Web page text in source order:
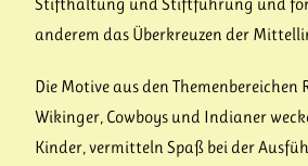
anderem das Überkreuzen der
Die Motive aus den Themenbereichen
Wikinger, Cowboys und Indianer
Kinder, vermitteln Spaß bei der